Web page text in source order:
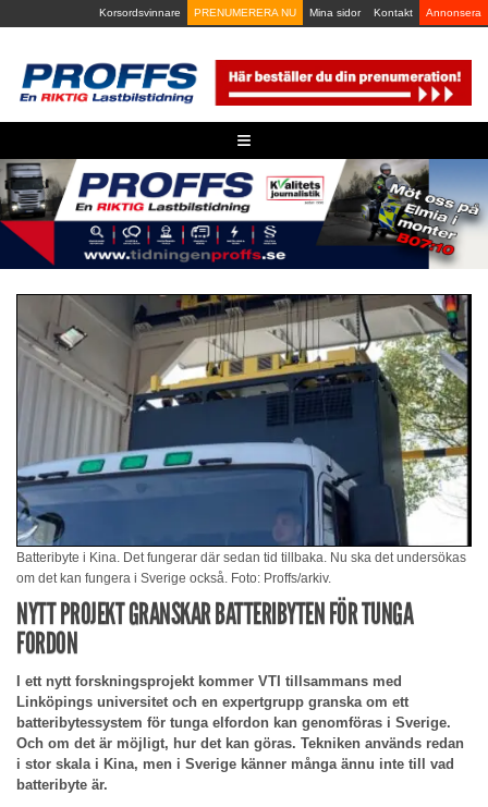
to
Korsordsvinnare PRENUMERERA NU Mina sidor Kontakt Annonsera
≡
Batteribyte i Kina. Det fungerar där sedan tid tillbaka. Nu ska det undersökas
om det kan fungera i Sverige också. Foto: Proffs/arkiv.
NYTT PROJEKT GRANSKAR BATTERIBYTEN FÖR TUNGA
FORDON
I ett nytt forskningsprojekt kommer VTI tillsammans med
Linköpings universitet och en expertgrupp granska om ett
batteribytessystem för tunga elfordon kan genomföras i Sverige.
Och om det är möjligt, hur det kan göras. Tekniken används redan
i stor skala i Kina, men i Sverige känner många ännu inte till vad
batteribyte är.